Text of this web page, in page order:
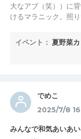
大なアブ（笑））に
けるマラニック。照
さ。川遊びで笑い合
み」を思い出した。
ムや濃厚な牛乳、そ
も丸ごと楽しめたマ
ないよね」なんて言
った。そして、最高
様にも感謝です。滝
イベント： 夏野菜
でめこ
2025/7/8
みんなで和気あいあい